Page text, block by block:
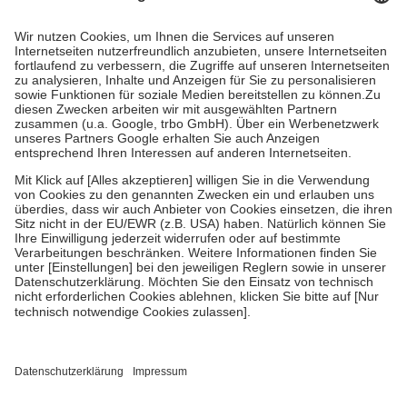
höchstens zehn Euro.
Es sind jedoch nie mehr als die tatsächlichen
Kosten der Leistung zu entrichten.
Diese Regeln gelten grundsätzlich auch für Online-Apotheken.
Bei Heilmitteln und häuslicher Krankenpflege beträgt die
Zuzahlung zehn Prozent der Kosten sowie zehn Euro je
Verordnung.
Um das Engagement der Versicherten für ihre eigene Gesundheit zu
stärken und die besondere Stellung der Familie zu unterstützen,
fallenkeine Zuzahlungenan bei:
• Kindern und Jugendlichen bis zum vollendeten 18. Lebensjahr
mit Ausnahme der Fahrkosten
• Untersuchungen zur Vorsorge und Früherkennung, die von der
GKV getragen werden
• empfohlenen Schutzimpfungen
• Harn- und Blutteststreifen
getroffen, um sicherzustellen, dass es sich um echte Bewertungen